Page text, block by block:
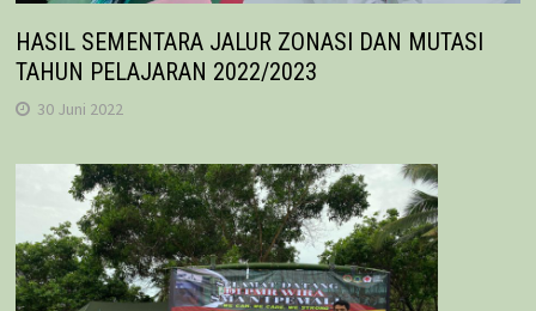
HASIL SEMENTARA JALUR ZONASI DAN MUTASI
TAHUN PELAJARAN 2022/2023
30 Juni 2022